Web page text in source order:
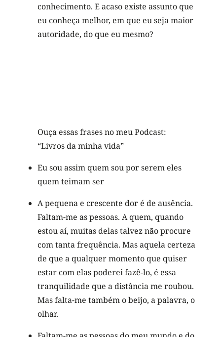
conhecimento. E acaso existe assunto que
eu conheça melhor, em que eu seja maior
autoridade, do que eu mesmo?
Ouça essas frases no meu Podcast:
“Livros da minha vida”
Eu sou assim quem sou por serem eles
quem teimam ser
A pequena e crescente dor é de ausência.
Faltam-me as pessoas. A quem, quando
estou aí, muitas delas talvez não procure
com tanta frequência. Mas aquela certeza
de que a qualquer momento que quiser
estar com elas poderei fazê-lo, é essa
tranquilidade que a distância me roubou.
Mas falta-me também o beijo, a palavra, o
olhar.